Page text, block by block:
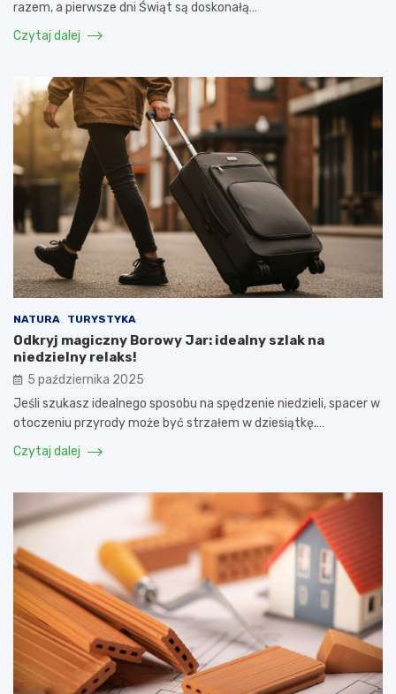
razem, a pierwsze dni Świąt są doskonałą…
Czytaj dalej
NATURA TURYSTYKA
Odkryj magiczny Borowy Jar: idealny szlak na
niedzielny relaks!
5 października 2025
Jeśli szukasz idealnego sposobu na spędzenie niedzieli, spacer w
otoczeniu przyrody może być strzałem w dziesiątkę.…
Czytaj dalej